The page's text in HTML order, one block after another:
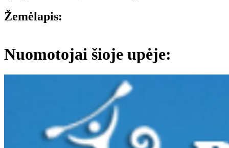
Žemėlapis:
+
−
Nuomotojai šioje upėje: